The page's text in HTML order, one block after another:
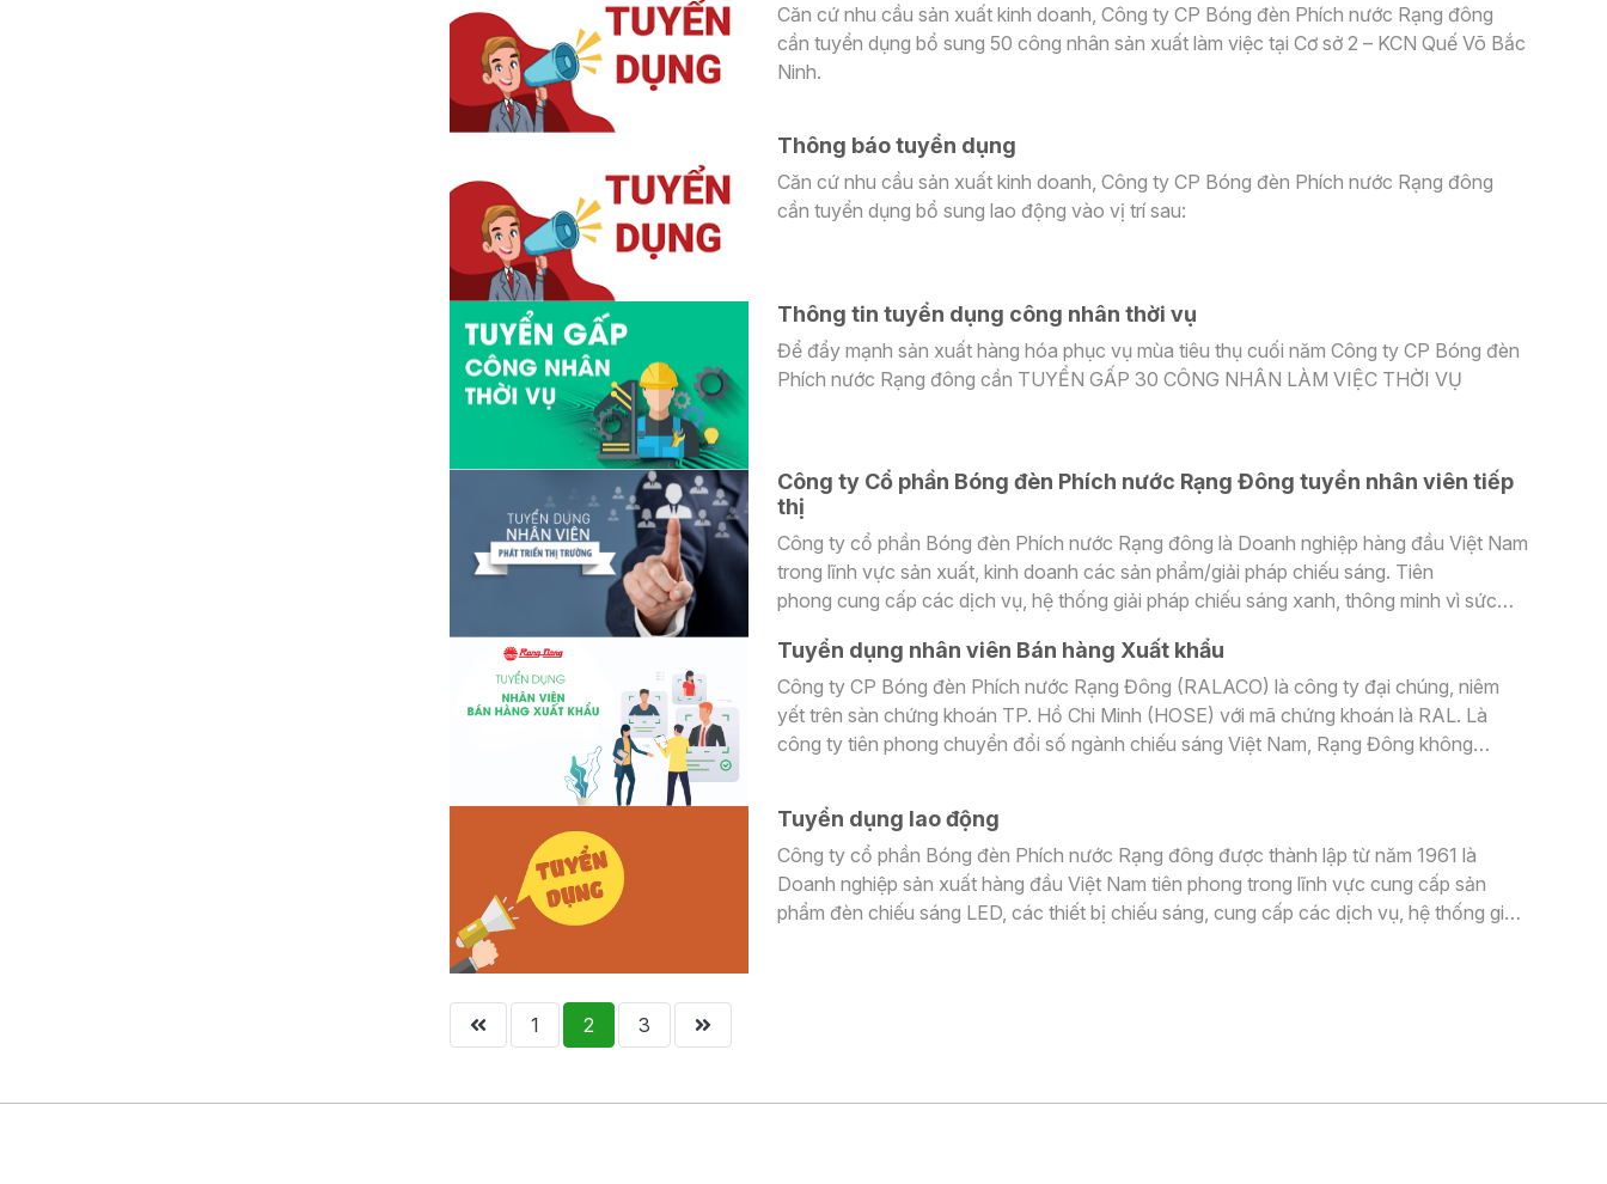
Căn cứ nhu cầu sản xuất kinh doanh, Công ty CP Bóng đèn Phích nước Rạng đông
cần tuyển dụng bổ sung 50 công nhân sản xuất làm việc tại Cơ sở 2 – KCN Quế Võ Bắc
Ninh.
Thông báo tuyển dụng
Căn cứ nhu cầu sản xuất kinh doanh, Công ty CP Bóng đèn Phích nước Rạng đông
cần tuyển dụng bổ sung lao động vào vị trí sau:
Thông tin tuyển dụng công nhân thời vụ
Để đẩy mạnh sản xuất hàng hóa phục vụ mùa tiêu thụ cuối năm Công ty CP Bóng đèn
Phích nước Rạng đông cần TUYỂN GẤP 30 CÔNG NHÂN LÀM VIỆC THỜI VỤ
Công ty Cổ phần Bóng đèn Phích nước Rạng Đông tuyển nhân viên tiếp
thị
Công ty cổ phần Bóng đèn Phích nước Rạng đông là Doanh nghiệp hàng đầu Việt Nam
trong lĩnh vực sản xuất, kinh doanh các sản phẩm/giải pháp chiếu sáng. Tiên
phong cung cấp các dịch vụ, hệ thống giải pháp chiếu sáng xanh, thông minh vì sức
tuyển dụng bổ sung lao động làm việc cụ thể như sau
Tuyển dụng nhân viên Bán hàng Xuất khẩu
Công ty CP Bóng đèn Phích nước Rạng Đông (RALACO) là công ty đại chúng, niêm
yết trên sàn chứng khoán TP. Hồ Chi Minh (HOSE) với mã chứng khoán là RAL. Là
công ty tiên phong chuyển đổi số ngành chiếu sáng Việt Nam, Rạng Đông không
Lighting) và các bình đựng an toàn thực phẩm...
Tuyển dụng lao động
Công ty cổ phần Bóng đèn Phích nước Rạng đông được thành lập từ năm 1961 là
Doanh nghiệp sản xuất hàng đầu Việt Nam tiên phong trong lĩnh vực cung cấp sản
phẩm đèn chiếu sáng LED, các thiết bị chiếu sáng, cung cấp các dịch vụ, hệ thống giải
1
2 3